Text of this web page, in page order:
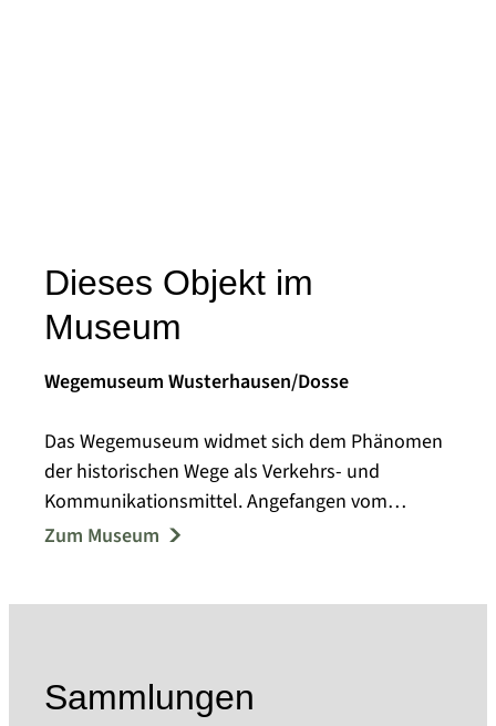
Dieses Objekt im
Museum
Wegemuseum Wusterhausen/Dosse
Das Wegemuseum widmet sich dem Phänomen
der historischen Wege als Verkehrs- und
Kommunikationsmittel. Angefangen vom
Bohlenweg und Flussschifffahrt bis hin zum
modernes Ausstellungsdesign laden ein zum
interaktiven Entdecken und Erleben von
Zum Museum
Sammlungen